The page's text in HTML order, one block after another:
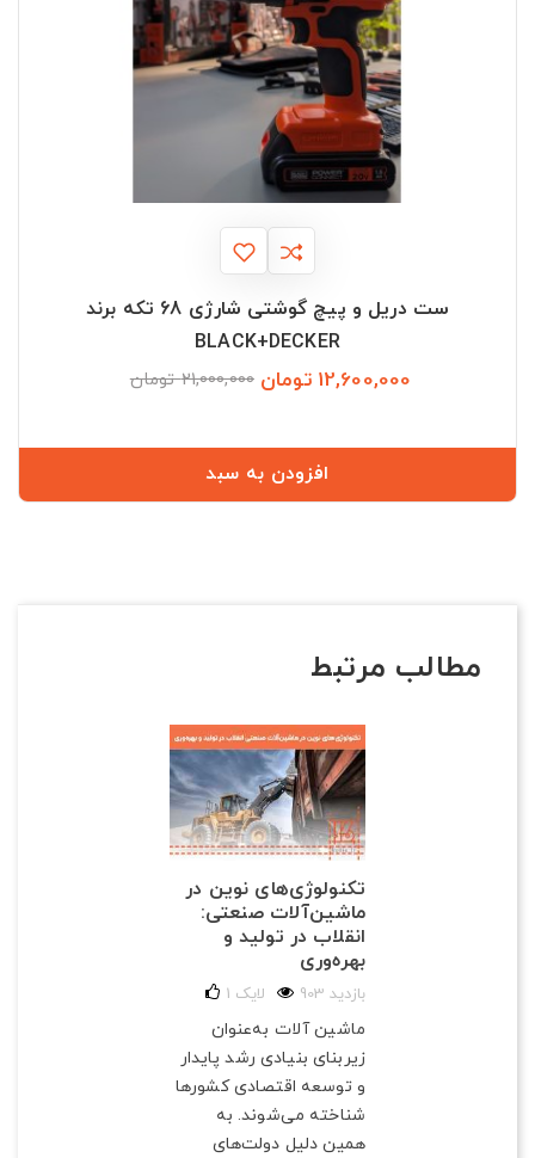
ست دریل و پیچ گوشتی شارژی 68 تکه برند
BLACK+DECKER
12,600,000 تومان 21,000,000 تومان
افزودن به سبد
مطالب مرتبط
تکنولوژی‌های نوین در
ماشین‌آلات صنعتی:
انقلاب در تولید و
بهره‌وری
903 بازدید 1 لایک
ماشین آلات به‌عنوان
زیربنای بنیادی رشد پایدار
و توسعه اقتصادی کشورها
شناخته می‌شوند. به
همین دلیل دولت‌های